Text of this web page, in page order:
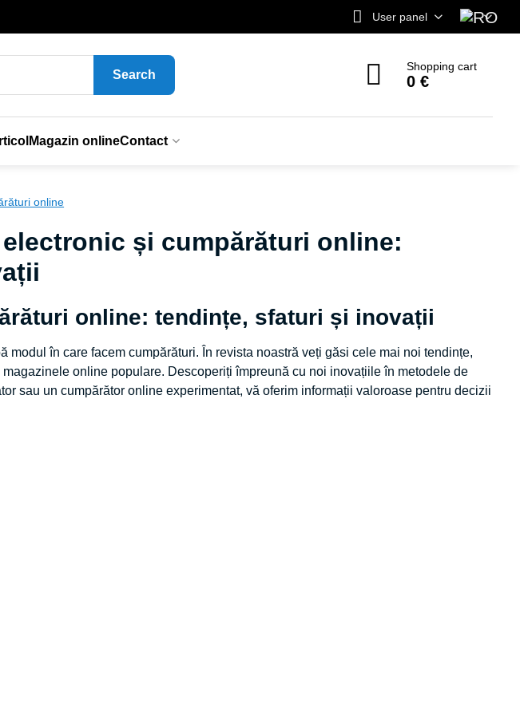
User panel
Search
Shopping cart
0 €
Magazin onlineContact
online
și cumpărături online:
online: tendințe, sfaturi și inovații
în care facem cumpărături. În revista noastră veți găsi cele mai noi tendințe,
online populare. Descoperiți împreună cu noi inovațiile în metodele de
sau un cumpărător online experimentat, vă oferim informații valoroase pentru decizii